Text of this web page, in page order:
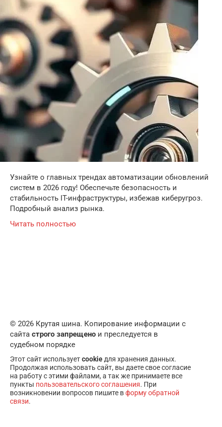
Узнайте о главных трендах автоматизации обновлений
систем в 2026 году! Обеспечьте безопасность и
стабильность IT-инфраструктуры, избежав киберугроз.
Подробный анализ рынка.
Читать полностью
© 2026 Крутая шина. Копирование информации с
сайта строго запрещено и преследуется в
судебном порядке
Этот сайт используетcookie для хранения данных.
Продолжая использовать сайт, вы даете свое согласие
на работу с этими файлами, а так же принимаете все
пункты пользовательского соглашения. При
возникновении вопросов пишите вформу обратной
связи.